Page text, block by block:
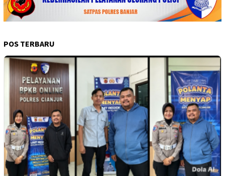
POS TERBARU